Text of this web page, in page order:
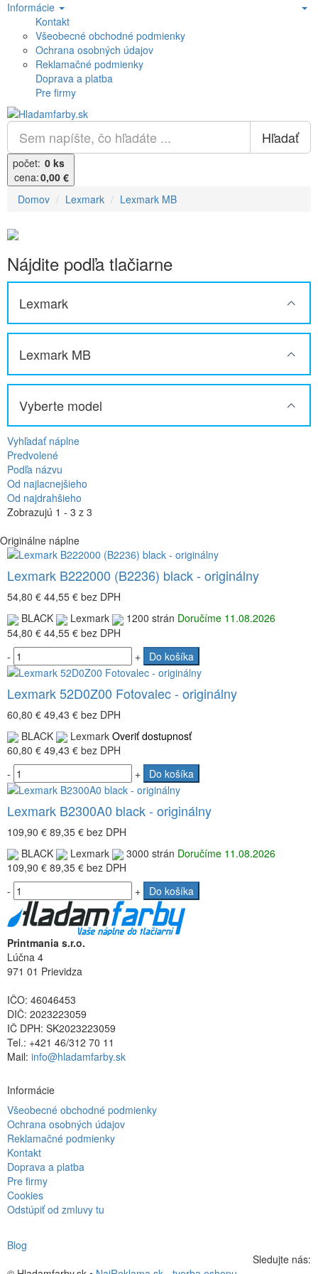
Informácie
Kontakt
Všeobecné obchodné podmienky
Ochrana osobných údajov
Reklamačné podmienky
Doprava a platba
Pre firmy
Hľadať
počet: 0 ks
cena:0,00 €
Domov
Lexmark Lexmark MB
Nájdite podľa tlačiarne
Lexmark
Lexmark MB
Vyberte model
Vyhľadať náplne
Predvolené
Podľa názvu
Od najlacnejšieho
Od najdrahšieho
Zobrazujú 1 - 3 z 3
Originálne náplne
Lexmark B222000 (B2236) black - originálny
54,80 € 44,55 € bez DPH
BLACK
Lexmark 1200 strán Doručíme 11.08.2026
54,80 € 44,55 € bez DPH
-
+ Do košíka
Lexmark 52D0Z00 Fotovalec - originálny
60,80 € 49,43 € bez DPH
BLACK
Lexmark Overiť dostupnosť
60,80 € 49,43 € bez DPH
-
+ Do košíka
Lexmark B2300A0 black - originálny
109,90 € 89,35 € bez DPH
BLACK
Lexmark 3000 strán Doručíme 11.08.2026
109,90 € 89,35 € bez DPH
-
+ Do košíka
Printmania s.r.o.
Lúčna 4
971 01 Prievidza
IČO: 46046453
DIČ: 2023223059
IČ DPH: SK2023223059
Tel.: +421 46/312 70 11
Mail: info@hladamfarby.sk
Informácie
Všeobecné obchodné podmienky
Ochrana osobných údajov
Reklamačné podmienky
Kontakt
Doprava a platba
Pre firmy
Cookies
Odstúpiť od zmluvy tu
Blog
Sledujte nás: